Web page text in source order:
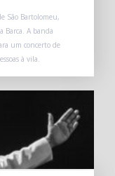
São Bartolomeu,
Barca. A banda
um concerto de
à vila.